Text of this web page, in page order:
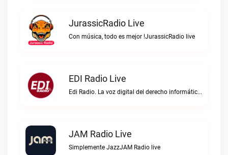
JurassicRadio Live
Con música, todo es mejor !JurassicRadio live
EDI Radio Live
Edi Radio. La voz digital del derecho informático en hispanoaméricaEDI Radio live
JAM Radio Live
Simplemente JazzJAM Radio live